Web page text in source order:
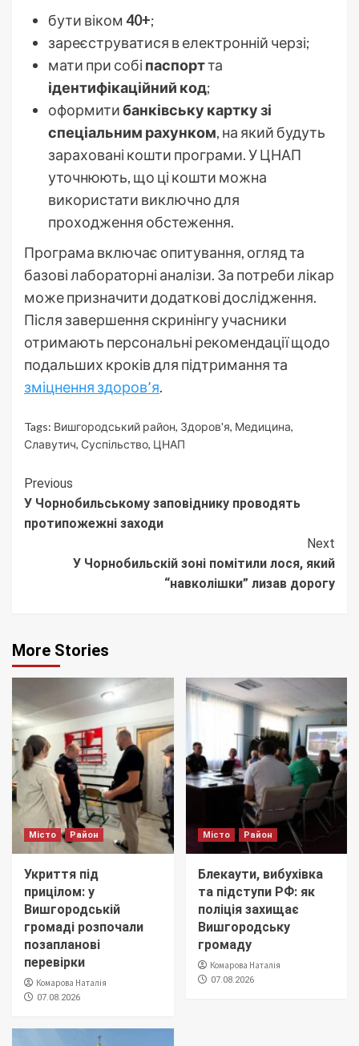
бути віком 40+;
зареєструватися в електронній черзі;
мати при собі паспортта
ідентифікаційний код;
оформитибанківську картку зі
спеціальним рахунком, на який будуть
зараховані кошти програми. У ЦНАП
уточнюють, що ці кошти можна
використати виключно для
проходження обстеження.
Програма включає опитування, огляд та
базові лабораторні аналізи. За потреби лікар
може призначити додаткові дослідження.
Після завершення скринінгу учасники
отримають персональні рекомендації щодо
подальших кроків для підтримання та
зміцнення здоров’я.
Tags: Вишгородський район, Здоров'я, Медицина,
Славутич, Суспільство, ЦНАП
Continue
Reading
Previous
У Чорнобильському заповіднику проводять
протипожежні заходи
Next
У Чорнобильскій зоні помітили лося, який
“навколішки” лизав дорогу
More Stories
Місто Район
Укриття під
прицілом: у
Вишгородській
громаді розпочали
позапланові
перевірки
Комарова Наталія
07.08.2026
Місто Район
Блекаути, вибухівка
та підступи РФ: як
поліція захищає
Вишгородську
громаду
Комарова Наталія
07.08.2026